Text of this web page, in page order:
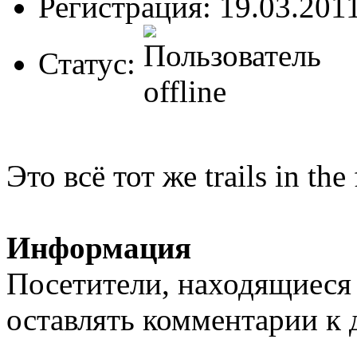
Статус:
Это всё тот же trails in
Информация
Посетители,
оставлять комментарии